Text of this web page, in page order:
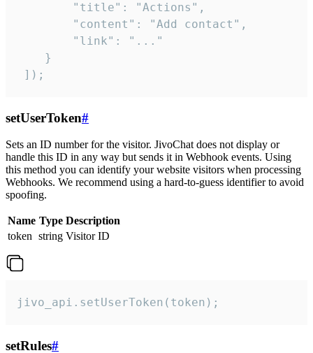
        "title": "Actions",
        "content": "Add contact",
        "link": "..."
    }
]);
setUserToken#
Sets an ID number for the visitor. JivoChat does not display or
handle this ID in any way but sends it in Webhook events. Using
this method you can identify your website visitors when processing
Webhooks. We recommend using a hard-to-guess identifier to avoid
spoofing.
Name Type Description
token string Visitor ID
jivo_api.setUserToken(token);
setRules#